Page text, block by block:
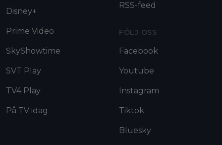
Disney+
Prime Video
SkyShowtime
SVT Play
TV4 Play
På TV idag
RSS-feed
FÖLJ OSS
Facebook
Youtube
Instagram
Tiktok
Bluesky